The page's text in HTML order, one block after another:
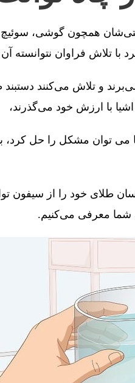
همچون گوشی،
تلاش فراوان نتوانسته آن
و تلاش می‌کنند دستبند
با ارزش خود می‌گذرند،
می توان مشکل را حل
طلای خود را از سیفون
شما معرفی می‌کنیم.